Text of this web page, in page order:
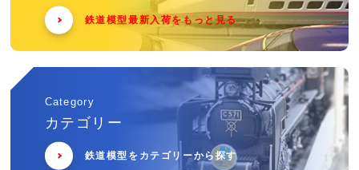
鉄道模型最新入荷をもっと見る
Category
カテゴリー
鉄道模型をカテゴリーから探す